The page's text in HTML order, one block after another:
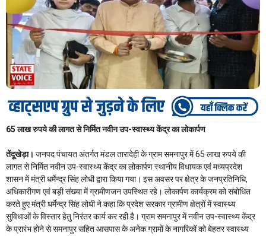
65 लाख रुपये की लागत से निर्मित नवीन उप-स्वास्थ्य केंद्र का लोकार्पण
तेंदूखेड़ा। जनपद पंचायत अंतर्गत मंडल तारादेही के ग्राम समनापुर में 65 लाख रुपये की
लागत से निर्मित नवीन उप-स्वास्थ्य केंद्र का लोकार्पण स्थानीय विधायक एवं मध्यप्रदेश
शासन में मंत्री धर्मेन्द्र सिंह लोधी द्वारा किया गया। इस अवसर पर क्षेत्र के जनप्रतिनिधि,
अधिकारीगण एवं बड़ी संख्या में ग्रामीणजन उपस्थित रहे। लोकार्पण कार्यक्रम को संबोधित
करते हुए मंत्री धर्मेन्द्र सिंह लोधी ने कहा कि प्रदेश सरकार ग्रामीण क्षेत्रों में स्वास्थ्य
सुविधाओं के विस्तार हेतु निरंतर कार्य कर रही है। ग्राम समनापुर में नवीन उप-स्वास्थ्य केंद्र
के प्रारंभ होने से समनापुर सहित आसपास के अनेक ग्रामों के नागरिकों को बेहतर स्वास्थ्य